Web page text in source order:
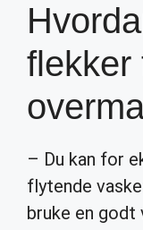
flekker
– Du kan for
flytende
bruke en